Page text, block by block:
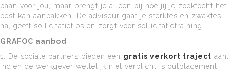
baan voor jou, maar brengt je alleen bij hoe jij je zoektocht het
best kan aanpakken. De adviseur gaat je sterktes en zwaktes
na, geeft sollicitatietips en zorgt voor sollicitatietraining.
GRAFOC aanbod
1. De sociale partners bieden een gratis verkort traject aan,
indien de werkgever wettelijk niet verplicht is outplacement